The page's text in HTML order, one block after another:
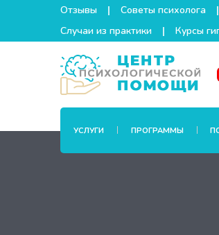
Отзывы Советы психолога
Случаи из практики
Курсы
УСЛУГИ ПРОГРАММЫ